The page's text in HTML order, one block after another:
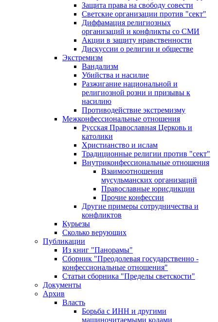
Защита права на свободу совести
Светские организации против "сект"
Диффамация религиозных
организаций и конфликты со СМИ
Акции в защиту нравственности
Дискуссии о религии и обществе
Экстремизм
Вандализм
Убийства и насилие
Разжигание национальной и
религиозной розни и призывы к
насилию
Противодействие экстремизму
Межконфессиональные отношения
Русская Православная Церковь и
католики
Христианство и ислам
Традиционные религии против "сект"
Внутриконфессиональные отношения
Взаимоотношения
мусульманских организаций
Православные юрисдикции
Прочие конфессии
Другие примеры сотрудничества и
конфликтов
Курьезы
Сколько верующих
Публикации
Из книг "Панорамы"
Сборник "Преодолевая государственно -
конфессиональные отношения"
Статьи сборника "Пределы светскости"
Документы
Архив
Власть
Борьба с ИНН и другими
машиночитаемыми кодами